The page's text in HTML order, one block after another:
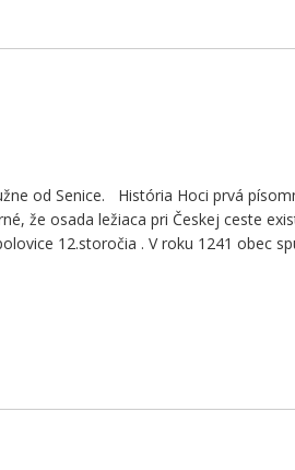
od Senice. História Hoci prvá
že osada ležiaca pri Českej ceste
12.storočia . V roku 1241 obec